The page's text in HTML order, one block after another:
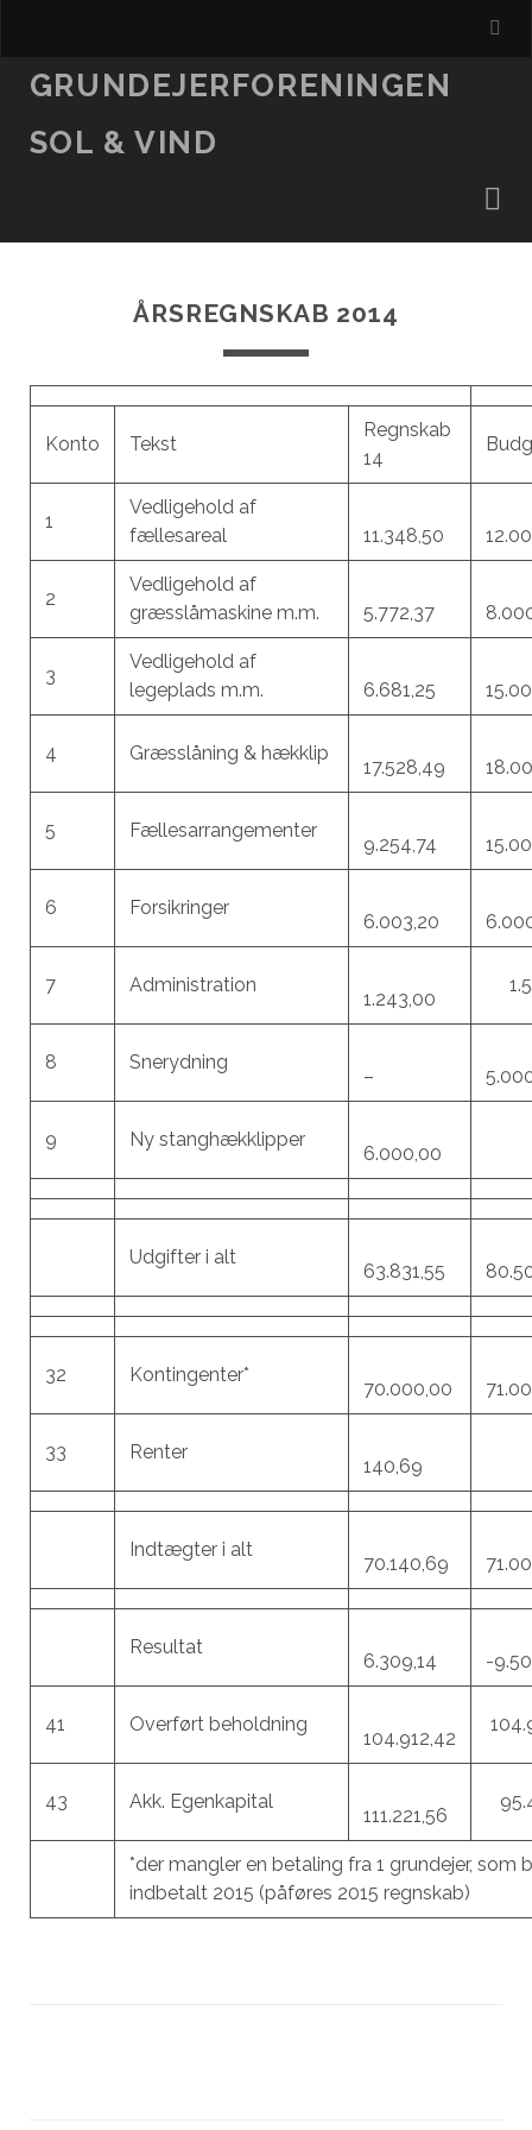
GRUNDEJERFORENINGEN
SOL & VIND
ÅRSREGNSKAB 2014
Konto Tekst
Regnskab
14
1
Vedligehold af
fællesareal
11.348,50
2
Vedligehold af
græsslåmaskine m.m.
5.772,37
3
Vedligehold af
legeplads m.m.
6.681,25
4 Græsslåning & hækklip
17.528,49
5 Fællesarrangementer
9.254,74
6 Forsikringer
6.003,20
7 Administration
1.243,00
8 Snerydning
–
9 Ny stanghækklipper
6.000,00
Udgifter i alt
63.831,55
32 Kontingenter*
70.000,00
33 Renter
140,69
Indtægter i alt
70.140,69
Resultat
6.309,14 -
41 Overført beholdning
104.912,42
43 Akk. Egenkapital
111.221,56
*der mangler en betaling fra 1 grundejer, som
indbetalt 2015 (påføres 2015 regnskab)